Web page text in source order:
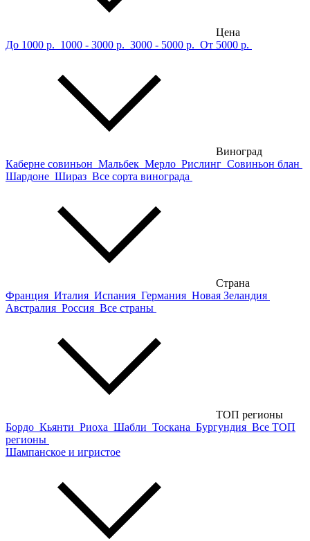
Цена
До 1000 р. 1000 - 3000 р. 3000 - 5000 р. От 5000 р.
Виноград
Каберне совиньон Мальбек Мерло Рислинг Совиньон блан
Шардоне Шираз Все сорта винограда
Страна
Франция Италия Испания Германия Новая Зеландия
Австралия Россия Все страны
ТОП регионы
Бордо Кьянти Риоха Шабли Тоскана Бургундия Все ТОП
регионы
Шампанское и игристое